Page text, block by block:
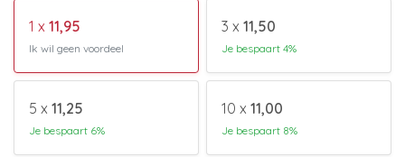
1 x 11,95
Ik wil geen voordeel
3 x 11,50
Je bespaart 4%
5 x 11,25
Je bespaart 6%
10 x 11,00
Je bespaart 8%